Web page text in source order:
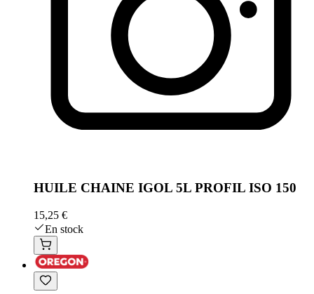
HUILE CHAINE IGOL 5L PROFIL ISO 150
15,25 €
En stock